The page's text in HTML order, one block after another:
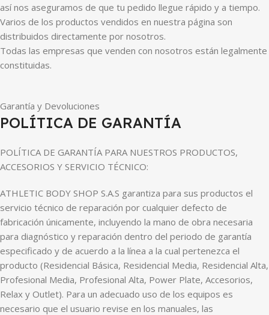
así nos aseguramos de que tu pedido llegue rápido y a tiempo.
Varios de los productos vendidos en nuestra página son
distribuidos directamente por nosotros.
Todas las empresas que venden con nosotros están legalmente
constituidas.
Garantía y Devoluciones
POLÍTICA DE GARANTÍA
POLÍTICA DE GARANTÍA PARA NUESTROS PRODUCTOS,
ACCESORIOS Y SERVICIO TÉCNICO:
ATHLETIC BODY SHOP S.A.S garantiza para sus productos el
servicio técnico de reparación por cualquier defecto de
fabricación únicamente, incluyendo la mano de obra necesaria
para diagnóstico y reparación dentro del periodo de garantía
especificado y de acuerdo a la línea a la cual pertenezca el
producto (Residencial Básica, Residencial Media, Residencial Alta,
Profesional Media, Profesional Alta, Power Plate, Accesorios,
Relax y Outlet). Para un adecuado uso de los equipos es
necesario que el usuario revise en los manuales, las